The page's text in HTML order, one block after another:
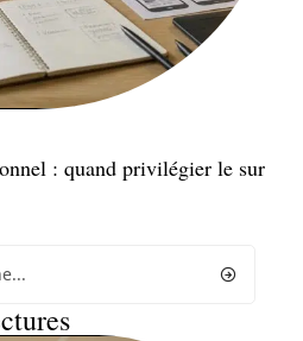
: quand privilégier le sur